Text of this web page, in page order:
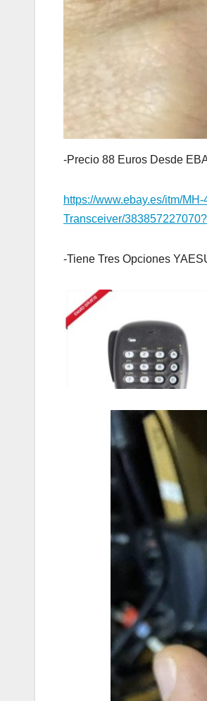
-Precio 88 Euros Desde
https://www.ebay.es/itm/
Transceiver/
-Tiene Tres Opciones